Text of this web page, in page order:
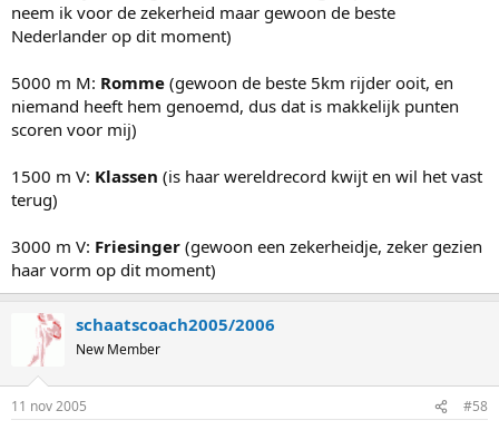
neem ik voor de zekerheid maar gewoon de beste
Nederlander op dit moment)
5000 m M: Romme (gewoon de beste 5km rijder ooit, en
niemand heeft hem genoemd, dus dat is makkelijk punten
scoren voor mij)
1500 m V: Klassen (is haar wereldrecord kwijt en wil het vast
terug)
3000 m V: Friesinger (gewoon een zekerheidje, zeker gezien
haar vorm op dit moment)
schaatscoach2005/2006
New Member
11 nov 2005 #58